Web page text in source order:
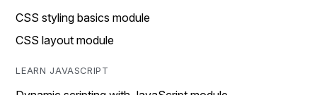
CSS styling basics module
CSS layout module
LEARN JAVASCRIPT